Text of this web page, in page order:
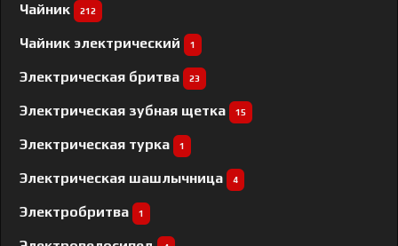
Чайник 212
Чайник электрический 1
Электрическая бритва 23
Электрическая зубная щетка 15
Электрическая турка 1
Электрическая шашлычница 4
Электробритва 1